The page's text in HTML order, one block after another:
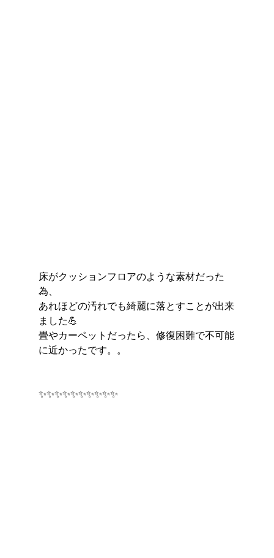
床がクッションフロアのような素材だった
為、
あれほどの汚れでも綺麗に落とすことが出来
ました💪
畳やカーペットだったら、修復困難で不可能
に近かったです。。
✨✨✨✨✨✨✨✨✨✨